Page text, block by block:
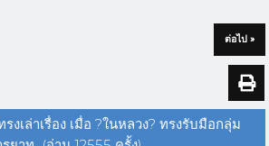
ต่อไป »
งเล่าเรื่อง เมื่อ ?ในหลวง? ทรงรับมือกลุ่ม